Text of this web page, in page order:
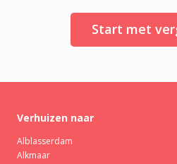
Start met
Verhuizen naar
Alblasserdam
Alkmaar